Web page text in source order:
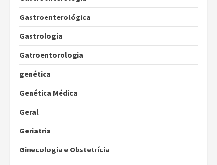
Gastroenterológica
Gastrologia
Gatroentorologia
genética
Genética Médica
Geral
Geriatria
Ginecologia e Obstetrícia